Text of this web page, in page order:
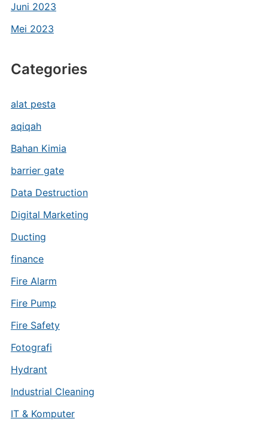
Juni 2023
Mei 2023
Categories
alat pesta
aqiqah
Bahan Kimia
barrier gate
Data Destruction
Digital Marketing
Ducting
finance
Fire Alarm
Fire Pump
Fire Safety
Fotografi
Hydrant
Industrial Cleaning
IT & Komputer